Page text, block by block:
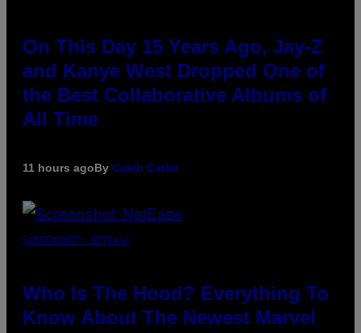
On This Day 15 Years Ago, Jay-Z
and Kanye West Dropped One of
the Best Collaborative Albums of
All Time
11 hours agoBy Caleb Catlin
SCREENSHOT: NETEASE
Who Is The Hood? Everything To
Know About The Newest Marvel